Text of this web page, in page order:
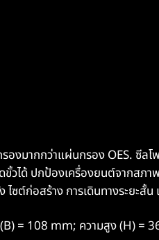
งมากกว่าแผ่นกรอง OES. ซีลโ
วได้ ปกป้องเครื่องยนต์จากสภ
ซต์ก่อสร้าง การเดินทางระยะสั้น
= 108 mm; ความสูง (H) =